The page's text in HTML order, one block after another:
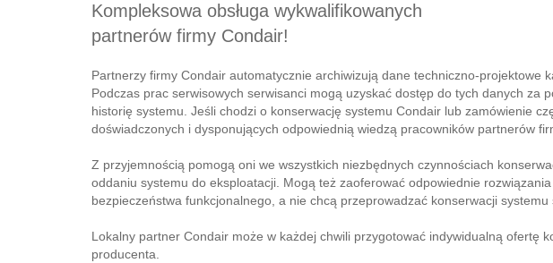
Kompleksowa obsługa wykwalifikowanych
partnerów firmy Condair!
Partnerzy firmy Condair automatycznie archiwizują dane techniczno-projektowe
Podczas prac serwisowych serwisanci mogą uzyskać dostęp do tych danych za
historię systemu. Jeśli chodzi o konserwację systemu Condair lub zamówienie
doświadczonych i dysponujących odpowiednią wiedzą pracowników partnerów
Z przyjemnością pomogą oni we wszystkich niezbędnych czynnościach
oddaniu systemu do eksploatacji. Mogą też zaoferować odpowiednie
bezpieczeństwa funkcjonalnego, a nie chcą przeprowadzać konserwacji systemu
Lokalny partner Condair może w każdej chwili przygotować indywidualną ofertę
producenta.